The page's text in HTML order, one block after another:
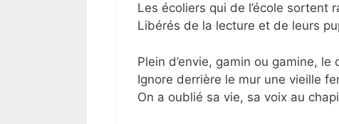
Les écoliers qui de l’école sortent
Libérés de la lecture et de leurs
Plein d’envie, gamin ou gamine, le
Ignore derrière le mur une vieille
On a oublié sa vie, sa voix au